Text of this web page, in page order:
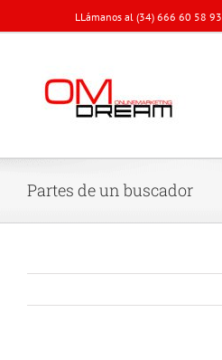
to
LLámanos al (34) 666 60 58 93
Partes de un buscador